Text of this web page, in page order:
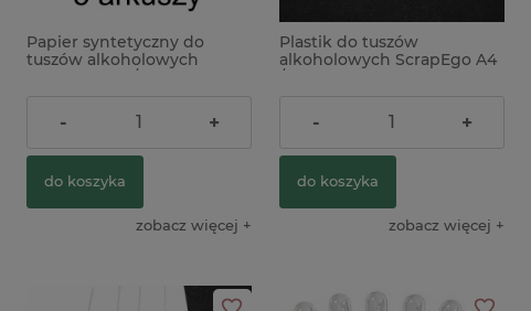
Papier syntetyczny do
tuszów alkoholowych
ScrapEgo A4 / 5szt.
27,90 zł
- +
do koszyka
zobacz więcej
Plastik do tuszów
alkoholowych ScrapEgo A4
/ 1szt. biały
4,90 zł
- +
do koszyka
zobacz więcej